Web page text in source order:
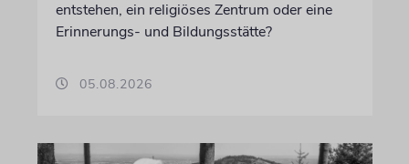
entstehen, ein religiöses Zentrum oder eine
Erinnerungs- und Bildungsstätte?
05.08.2026